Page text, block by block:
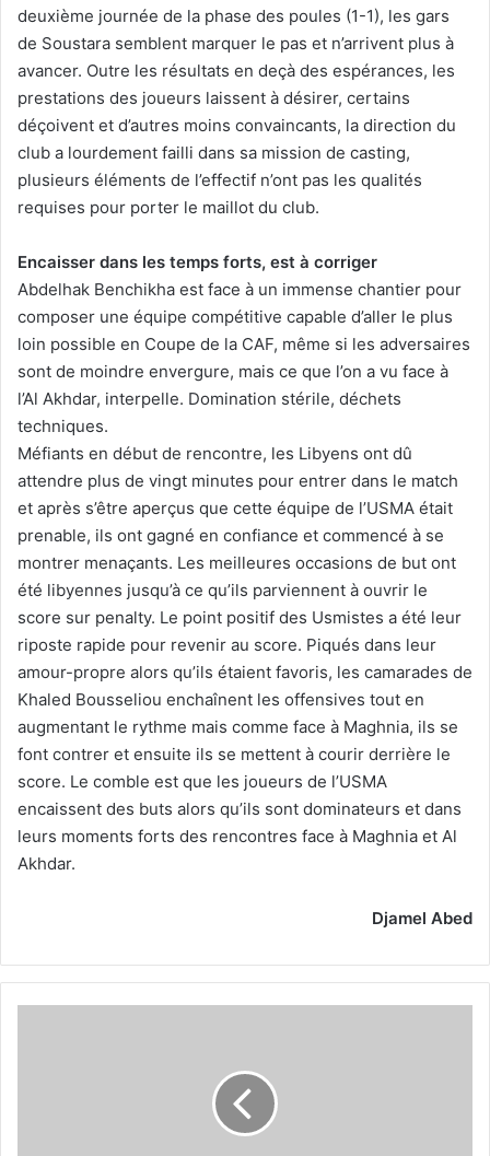
deuxième journée de la phase des poules (1-1), les gars
de Soustara semblent marquer le pas et n’arrivent plus à
avancer. Outre les résultats en deçà des espérances, les
prestations des joueurs laissent à désirer, certains
déçoivent et d’autres moins convaincants, la direction du
club a lourdement failli dans sa mission de casting,
plusieurs éléments de l’effectif n’ont pas les qualités
requises pour porter le maillot du club.
Encaisser dans les temps forts, est à corriger
Abdelhak Benchikha est face à un immense chantier pour
composer une équipe compétitive capable d’aller le plus
loin possible en Coupe de la CAF, même si les adversaires
sont de moindre envergure, mais ce que l’on a vu face à
l’Al Akhdar, interpelle. Domination stérile, déchets
techniques.
Méfiants en début de rencontre, les Libyens ont dû
attendre plus de vingt minutes pour entrer dans le match
et après s’être aperçus que cette équipe de l’USMA était
prenable, ils ont gagné en confiance et commencé à se
montrer menaçants. Les meilleures occasions de but ont
été libyennes jusqu’à ce qu’ils parviennent à ouvrir le
score sur penalty. Le point positif des Usmistes a été leur
riposte rapide pour revenir au score. Piqués dans leur
amour-propre alors qu’ils étaient favoris, les camarades de
Khaled Bousseliou enchaînent les offensives tout en
augmentant le rythme mais comme face à Maghnia, ils se
font contrer et ensuite ils se mettent à courir derrière le
score. Le comble est que les joueurs de l’USMA
encaissent des buts alors qu’ils sont dominateurs et dans
leurs moments forts des rencontres face à Maghnia et Al
Akhdar.
Djamel Abed